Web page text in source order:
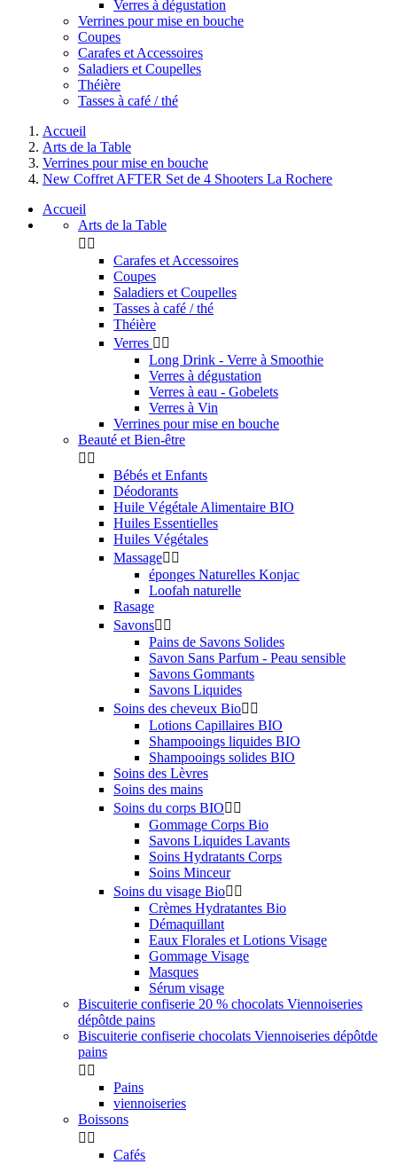
Verres à dégustation
Verrines pour mise en bouche
Coupes
Carafes et Accessoires
Saladiers et Coupelles
Théière
Tasses à café / thé
Accueil
Arts de la Table
Verrines pour mise en bouche
New Coffret AFTER Set de 4 Shooters La Rochere
Accueil
Arts de la Table
 
Carafes et Accessoires
Coupes
Saladiers et Coupelles
Tasses à café / thé
Théière
Verres  
Long Drink - Verre à Smoothie
Verres à dégustation
Verres à eau - Gobelets
Verres à Vin
Verrines pour mise en bouche
Beauté et Bien-être
 
Bébés et Enfants
Déodorants
Huile Végétale Alimentaire BIO
Huiles Essentielles
Huiles Végétales
Massage 
éponges Naturelles Konjac
Loofah naturelle
Rasage
Savons 
Pains de Savons Solides
Savon Sans Parfum - Peau sensible
Savons Gommants
Savons Liquides
Soins des cheveux Bio 
Lotions Capillaires BIO
Shampooings liquides BIO
Shampooings solides BIO
Soins des Lèvres
Soins des mains
Soins du corps BIO 
Gommage Corps Bio
Savons Liquides Lavants
Soins Hydratants Corps
Soins Minceur
Soins du visage Bio 
Crèmes Hydratantes Bio
Démaquillant
Eaux Florales et Lotions Visage
Gommage Visage
Masques
Sérum visage
Biscuiterie confiserie 20 % chocolats Viennoiseries
dépôtde pains
Biscuiterie confiserie chocolats Viennoiseries dépôtde
pains
 
Pains
viennoiseries
Boissons
 
Cafés